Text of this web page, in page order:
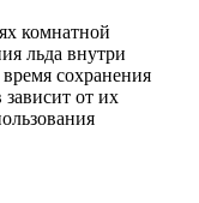
комнатной
льда внутри
сохранения
от их